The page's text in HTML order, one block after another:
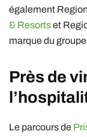
également
& Resortset
marque du
Près de
Le parcours de